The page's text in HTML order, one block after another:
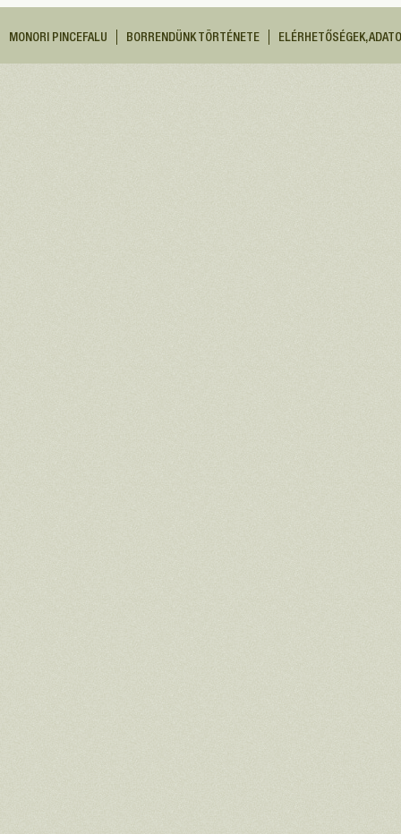
MONORI PINCEFALU BORRENDÜNK TÖRTÉNETE ELÉRHETŐSÉGEK,